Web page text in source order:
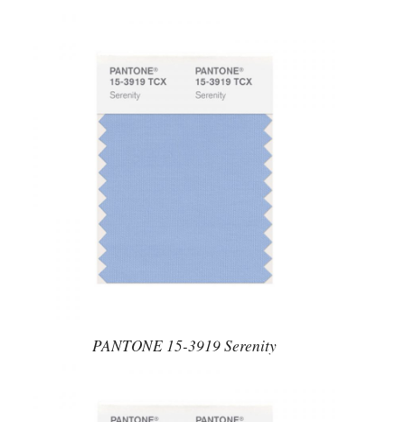
PANTONE 15-3919 Serenity